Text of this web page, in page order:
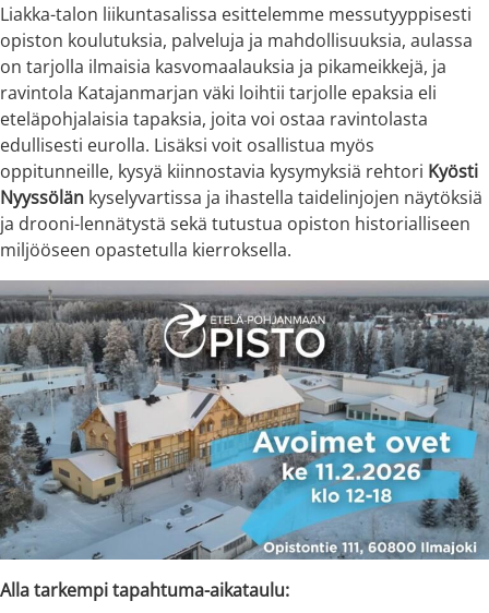
Liakka-talon liikuntasalissa esittelemme messutyyppisesti
opiston koulutuksia, palveluja ja mahdollisuuksia, aulassa
on tarjolla ilmaisia kasvomaalauksia ja pikameikkejä, ja
ravintola Katajanmarjan väki loihtii tarjolle epaksia eli
eteläpohjalaisia tapaksia, joita voi ostaa ravintolasta
edullisesti eurolla. Lisäksi voit osallistua myös
oppitunneille, kysyä kiinnostavia kysymyksiä rehtori Kyösti
Nyyssölän kyselyvartissa ja ihastella taidelinjojen näytöksiä
ja drooni-lennätystä sekä tutustua opiston historialliseen
miljööseen opastetulla kierroksella.
Alla tarkempi tapahtuma-aikataulu: